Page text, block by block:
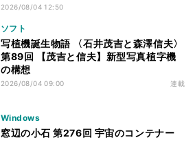
2026/08/04 12:50
ソフト
写植機誕生物語 〈石井茂吉と森澤信夫〉
第89回 【茂吉と信夫】新型写真植字機
の構想
2026/08/04 09:00 連載
Windows
窓辺の小石 第276回 宇宙のコンテナー